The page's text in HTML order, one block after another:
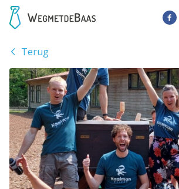
Terug